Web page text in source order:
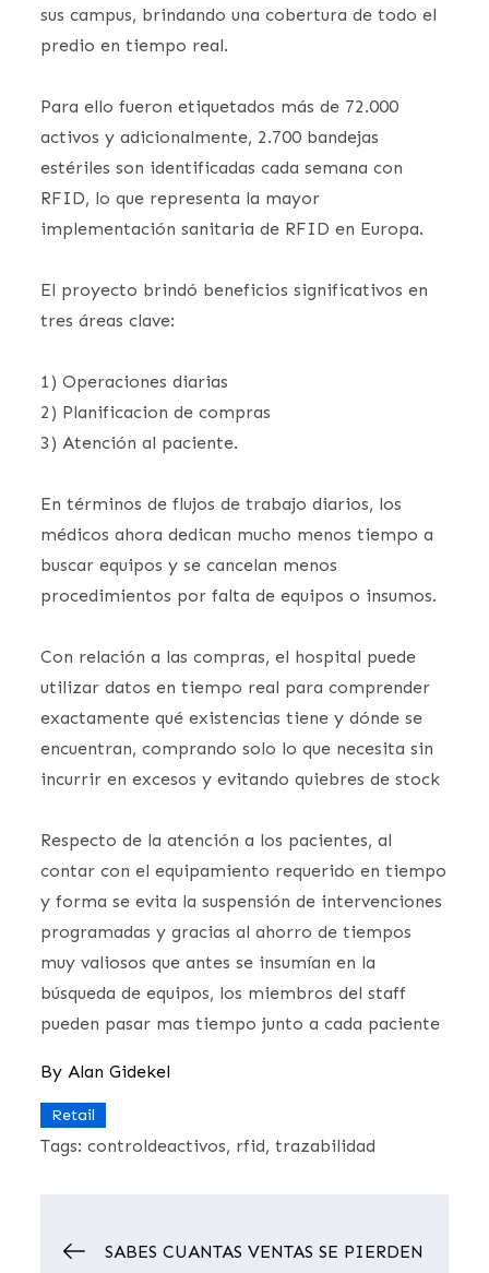
sus campus, brindando una cobertura de todo el
predio en tiempo real.
Para ello fueron etiquetados más de 72.000
activos y adicionalmente, 2.700 bandejas
estériles son identificadas cada semana con
RFID, lo que representa la mayor
implementación sanitaria de RFID en Europa.
El proyecto brindó beneficios significativos en
tres áreas clave:
1) Operaciones diarias
2) Planificacion de compras
3) Atención al paciente.
En términos de flujos de trabajo diarios, los
médicos ahora dedican mucho menos tiempo a
buscar equipos y se cancelan menos
procedimientos por falta de equipos o insumos.
Con relación a las compras, el hospital puede
utilizar datos en tiempo real para comprender
exactamente qué existencias tiene y dónde se
encuentran, comprando solo lo que necesita sin
incurrir en excesos y evitando quiebres de stock
Respecto de la atención a los pacientes, al
contar con el equipamiento requerido en tiempo
y forma se evita la suspensión de intervenciones
programadas y gracias al ahorro de tiempos
muy valiosos que antes se insumían en la
búsqueda de equipos, los miembros del staff
pueden pasar mas tiempo junto a cada paciente
By Alan Gidekel
Retail
Tags:controldeactivos rfid trazabilidad
SABES CUANTAS VENTAS SE PIERDEN